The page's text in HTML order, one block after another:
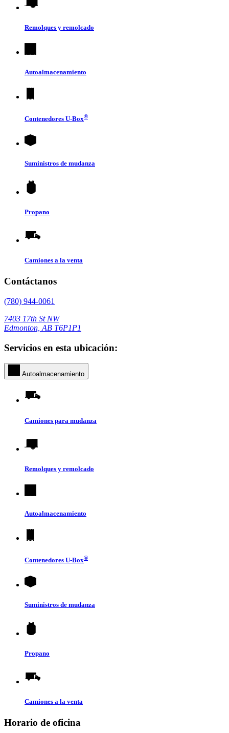
Remolques y remolcado
Autoalmacenamiento
Contenedores U-Box®
Suministros de mudanza
Propano
Camiones a la venta
Contáctanos
(780) 944-0061
7403 17th St NW
Edmonton, AB T6P1P1
Servicios en esta ubicación:
Autoalmacenamiento
Camiones para mudanza
Remolques y remolcado
Autoalmacenamiento
Contenedores U-Box®
Suministros de mudanza
Propano
Camiones a la venta
Horario de oficina